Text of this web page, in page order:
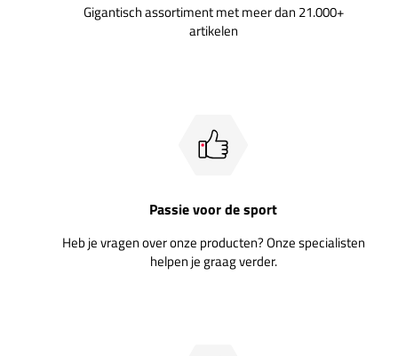
Gigantisch assortiment met meer dan 21.000+
artikelen
Passie voor de sport
Heb je vragen over onze producten? Onze specialisten
helpen je graag verder.